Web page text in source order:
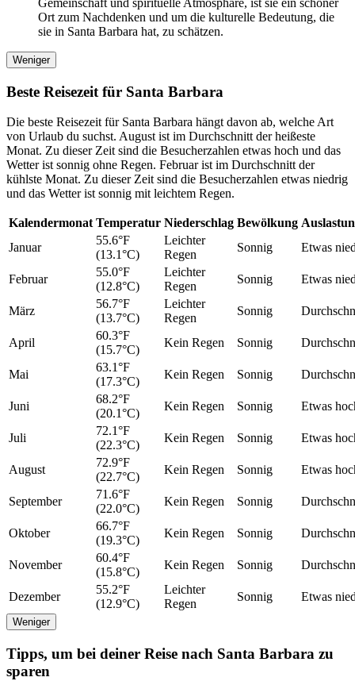
Gemeinschaft und spirituelle Atmosphäre, ist sie ein schöner
Ort zum Nachdenken und um die kulturelle Bedeutung, die
sie in Santa Barbara hat, zu schätzen.
Weniger
Beste Reisezeit für Santa Barbara
Die beste Reisezeit für Santa Barbara hängt davon ab, welche Art
von Urlaub du suchst. August ist im Durchschnitt der heißeste
Monat. Zu dieser Zeit sind die Besucherzahlen etwas hoch und das
Wetter ist sonnig ohne Regen. Februar ist im Durchschnitt der
kühlste Monat. Zu dieser Zeit sind die Besucherzahlen etwas niedrig
und das Wetter ist sonnig mit leichtem Regen.
Kalendermonat Temperatur Niederschlag Bewölkung
Januar
55.6°F
(13.1°C)
Leichter
Regen
Sonnig Etwas
Februar
55.0°F
(12.8°C)
Leichter
Regen
Sonnig Etwas
März
56.7°F
(13.7°C)
Leichter
Regen
Sonnig
April
60.3°F
(15.7°C)
Kein Regen Sonnig
Mai
63.1°F
(17.3°C)
Kein Regen Sonnig
Juni
68.2°F
(20.1°C)
Kein Regen Sonnig Etwas
Juli
72.1°F
(22.3°C)
Kein Regen Sonnig Etwas
August
72.9°F
(22.7°C)
Kein Regen Sonnig Etwas
September
71.6°F
(22.0°C)
Kein Regen Sonnig
Oktober
66.7°F
(19.3°C)
Kein Regen Sonnig
November
60.4°F
(15.8°C)
Kein Regen Sonnig
Dezember
55.2°F
(12.9°C)
Leichter
Regen
Sonnig Etwas
Weniger
Tipps, um bei deiner Reise nach Santa Barbara zu
sparen